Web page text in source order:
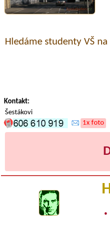
Hledáme studenty VŠ
Kontakt:
Šestákovi
1x foto
.